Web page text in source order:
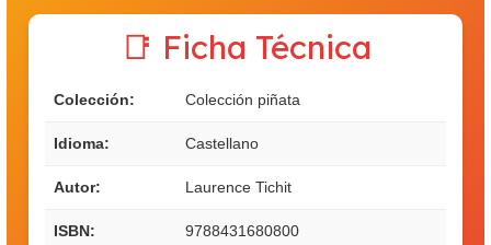
📑 Ficha Técnica
Colección: Colección piñata
Idioma: Castellano
Autor: Laurence Tichit
ISBN: 9788431680800